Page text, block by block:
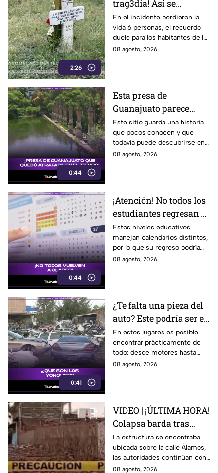
2:26
trag3dia! Así se
recuerda el fuerte
accidente de un tren en
Irapuato
En el incidente perdieron la
vida 6 personas, el recuerdo
duele para los habitantes de la
localidad.
08 agosto, 2026
0:44
Esta presa de
Guanajuato parece
haberse quedado
atrapada en el tiempo;
¿cuál es?
Este sitio guarda una historia
que pocos conocen y que
todavía puede descubrirse en
Guanajuato.
08 agosto, 2026
0:44
¡Atención! No todos los
estudiantes regresan a
clases; este es el
calendario escolar
2026-2027; ¿afectará a
Guanajuato?
Estos niveles educativos
manejan calendarios distintos,
por lo que su regreso podría
ser antes o después.
08 agosto, 2026
0:41
¿Te falta una pieza del
auto? Este podría ser el
lugar ideal para los
automovilistas
En estos lugares es posible
encontrar prácticamente de
todo: desde motores hasta
transmisores.
08 agosto, 2026
VIDEO | ¡ÚLTIMA HORA!
Colapsa barda tras
intensa lluvia en León;
¿hay personas
lesionadas?
La estructura se encontraba
ubicada sobre la calle Álamos,
las autoridades continúan con
las investigaciones.
08 agosto, 2026